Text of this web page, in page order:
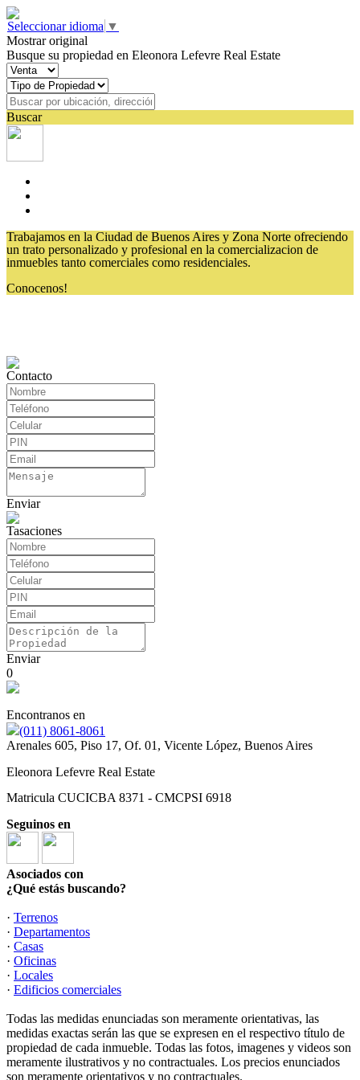
Seleccionar idioma ▼
Mostrar original
Busque su propiedad en Eleonora Lefevre Real Estate
Buscar
Trabajamos en la Ciudad de Buenos Aires y Zona Norte ofreciendo
un trato personalizado y profesional en la comercializacion de
inmuebles tanto comerciales como residenciales.
Conocenos!
Contacto
Enviar
Tasaciones
Enviar
0
Encontranos en
(011) 8061-8061
Arenales 605, Piso 17, Of. 01, Vicente López, Buenos Aires
Eleonora Lefevre Real Estate
Matricula CUCICBA 8371 - CMCPSI 6918
Seguinos en
Asociados con
¿Qué estás buscando?
· Terrenos
· Departamentos
· Casas
· Oficinas
· Locales
· Edificios comerciales
Todas las medidas enunciadas son meramente orientativas, las
medidas exactas serán las que se expresen en el respectivo título de
propiedad de cada inmueble. Todas las fotos, imagenes y videos son
meramente ilustrativos y no contractuales. Los precios enunciados
son meramente orientativos y no contractuales.